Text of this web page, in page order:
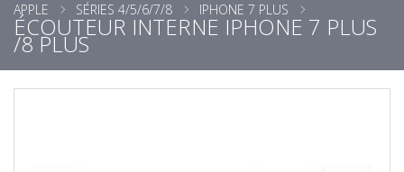
APPLE
SÉRIES 4/5/6/7/8 IPHONE 7 PLUS
ÉCOUTEUR INTERNE IPHONE 7 PLUS
/8 PLUS